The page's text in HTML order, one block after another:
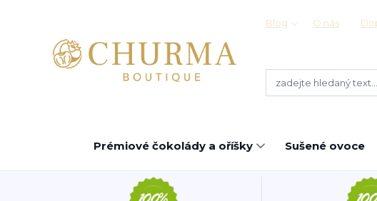
Blog O nás
Prémiové čokolády a oříšky Sušené ovoce